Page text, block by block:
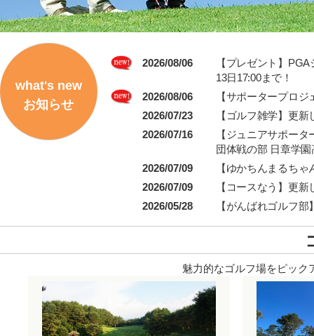
what's new
お知らせ
2026/08/06
【プレゼント】
13日17:00まで！
2026/08/06
【サポータープロジ
2026/07/23
【ゴルフ雑学】更新
2026/07/16
【ジュニアサポー
団体戦の部 日章学
2026/07/09
【ゆかちんまるち
2026/07/09
【コースなう】更
2026/05/28
【がんばれゴルフ
魅力的なゴルフ場をピック